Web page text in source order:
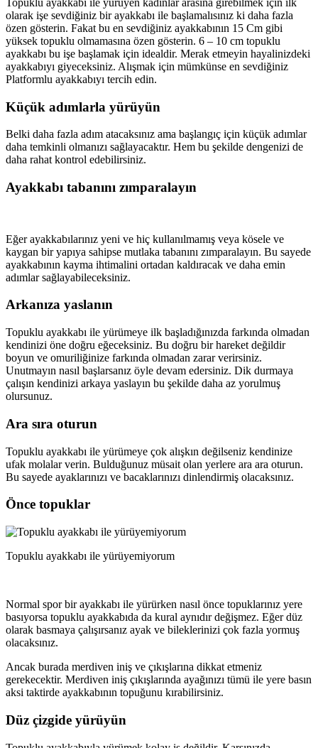
olarak işe sevdiğiniz bir ayakkabı ile başlamalısınız ki daha fazla
özen gösterin. Fakat bu en sevdiğiniz ayakkabının 15 Cm gibi
yüksek topuklu olmamasına özen gösterin. 6 – 10 cm topuklu
ayakkabı bu işe başlamak için idealdir. Merak etmeyin hayalinizdeki
ayakkabıyı giyeceksiniz. Alışmak için mümkünse en sevdiğiniz
Platformlu ayakkabıyı tercih edin.
Küçük adımlarla yürüyün
Belki daha fazla adım atacaksınız ama başlangıç için küçük adımlar
daha temkinli olmanızı sağlayacaktır. Hem bu şekilde dengenizi de
daha rahat kontrol edebilirsiniz.
Ayakkabı tabanını zımparalayın
Eğer ayakkabılarınız yeni ve hiç kullanılmamış veya kösele ve
kaygan bir yapıya sahipse mutlaka tabanını zımparalayın. Bu sayede
ayakkabının kayma ihtimalini ortadan kaldıracak ve daha emin
adımlar sağlayabileceksiniz.
Arkanıza yaslanın
Topuklu ayakkabı ile yürümeye ilk başladığınızda farkında olmadan
kendinizi öne doğru eğeceksiniz. Bu doğru bir hareket değildir
boyun ve omuriliğinize farkında olmadan zarar verirsiniz.
Unutmayın nasıl başlarsanız öyle devam edersiniz. Dik durmaya
çalışın kendinizi arkaya yaslayın bu şekilde daha az yorulmuş
olursunuz.
Ara sıra oturun
Topuklu ayakkabı ile yürümeye çok alışkın değilseniz kendinize
ufak molalar verin. Bulduğunuz müsait olan yerlere ara ara oturun.
Bu sayede ayaklarınızı ve bacaklarınızı dinlendirmiş olacaksınız.
Önce topuklar
Topuklu ayakkabı ile yürüyemiyorum
Normal spor bir ayakkabı ile yürürken nasıl önce topuklarınız yere
basıyorsa topuklu ayakkabıda da kural aynıdır değişmez. Eğer düz
olarak basmaya çalışırsanız ayak ve bileklerinizi çok fazla yormuş
olacaksınız.
Ancak burada merdiven iniş ve çıkışlarına dikkat etmeniz
gerekecektir. Merdiven iniş çıkışlarında ayağınızı tümü ile yere basın
aksi taktirde ayakkabının topuğunu kırabilirsiniz.
Düz çizgide yürüyün